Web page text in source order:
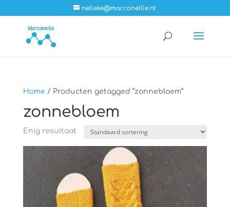
nelleke@marconellie.nl
Home / Producten getagged “zonnebloem”
zonnebloem
Enig resultaat